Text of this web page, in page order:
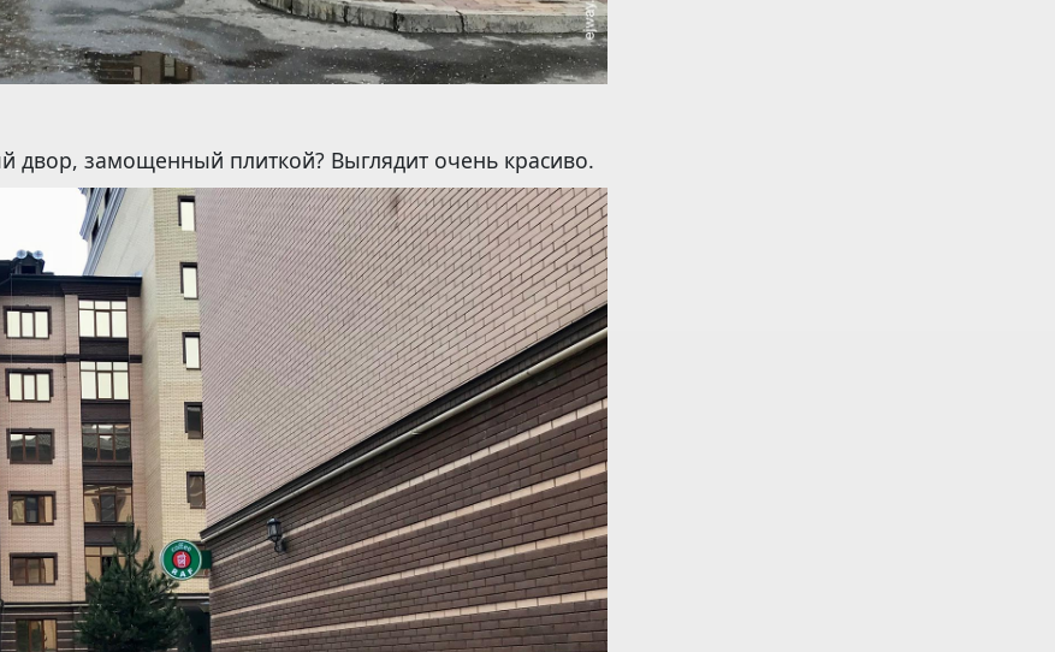
замощенный плиткой? Выглядит очень красиво.